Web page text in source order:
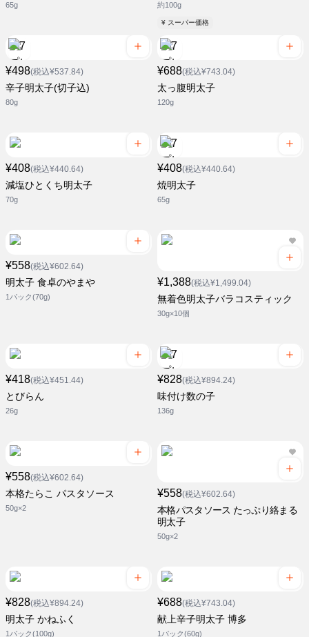
65g 約100g
¥ スーパー価格
¥498(税込¥537.84)
辛子明太子(切子込)
80g
¥688(税込¥743.04)
太っ腹明太子
120g
¥408(税込¥440.64)
減塩ひとくち明太子
70g
¥408(税込¥440.64)
焼明太子
65g
¥558(税込¥602.64)
明太子 食卓のやまや
1パック(70g)
¥1,388(税込¥1,499.04)
無着色明太子バラコスティック
30g×10個
¥418(税込¥451.44)
とびらん
26g
¥828(税込¥894.24)
味付け数の子
136g
¥558(税込¥602.64)
本格たらこ パスタソース
50g×2
¥558(税込¥602.64)
本格パスタソース たっぷり絡まる
明太子
50g×2
¥828(税込¥894.24)
明太子 かねふく
1パック(100g)
¥688(税込¥743.04)
献上辛子明太子 博多
1パック(60g)